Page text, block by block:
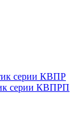
серии КВПР
серии КВПРП